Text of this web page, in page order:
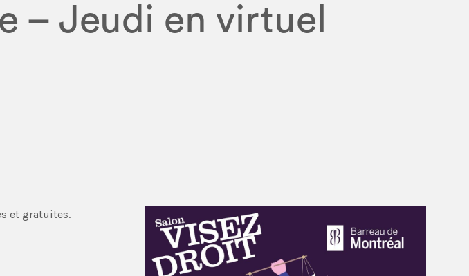
– Jeudi en virtuel
et gratuites.